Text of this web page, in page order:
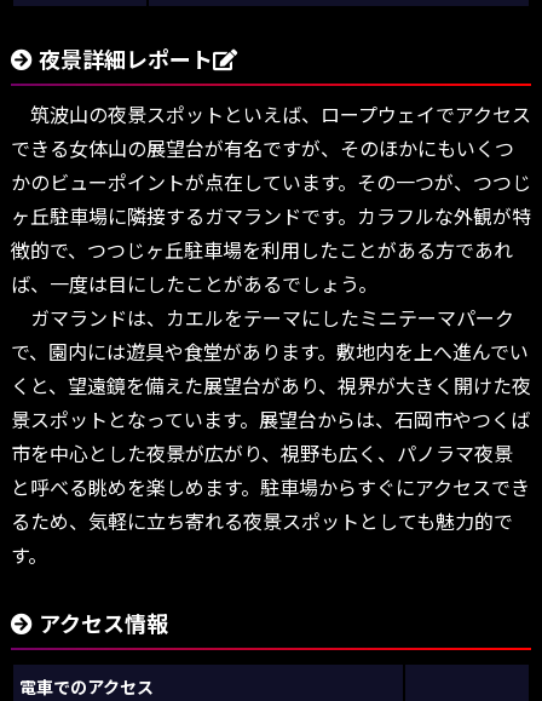
夜景詳細レポート
筑波山の夜景スポットといえば、ロープウェイでアクセス
できる女体山の展望台が有名ですが、そのほかにもいくつ
かのビューポイントが点在しています。その一つが、つつじ
ヶ丘駐車場に隣接するガマランドです。カラフルな外観が特
徴的で、つつじヶ丘駐車場を利用したことがある方であれ
ば、一度は目にしたことがあるでしょう。
ガマランドは、カエルをテーマにしたミニテーマパーク
で、園内には遊具や食堂があります。敷地内を上へ進んでい
くと、望遠鏡を備えた展望台があり、視界が大きく開けた夜
景スポットとなっています。展望台からは、石岡市やつくば
市を中心とした夜景が広がり、視野も広く、パノラマ夜景
と呼べる眺めを楽しめます。駐車場からすぐにアクセスでき
るため、気軽に立ち寄れる夜景スポットとしても魅力的で
す。
アクセス情報
電車でのアクセス